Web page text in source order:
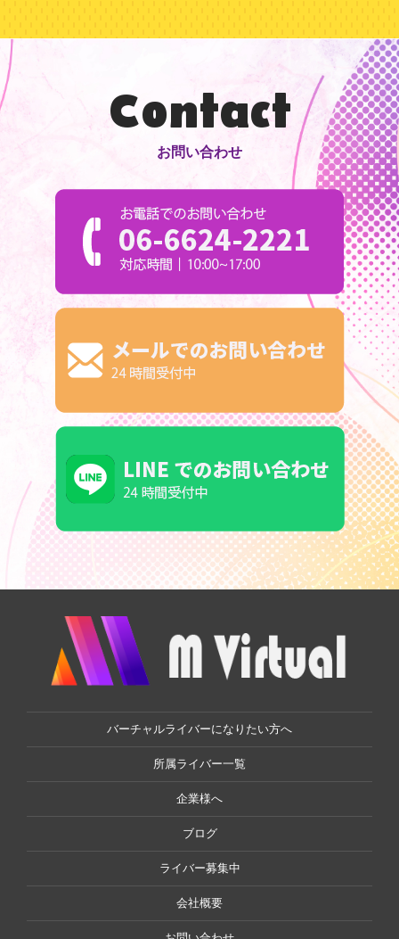
Contact
お問い合わせ
バーチャルライバーになりたい方へ
所属ライバー一覧
企業様へ
ブログ
ライバー募集中
会社概要